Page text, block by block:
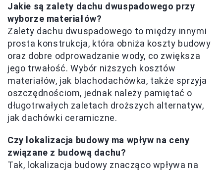
Jakie są zalety dachu dwuspadowego przy
wyborze materiałów?
Zalety dachu dwuspadowego to między innymi
prosta konstrukcja, która obniża koszty budowy
oraz dobre odprowadzanie wody, co zwiększa
jego trwałość. Wybór niższych kosztów
materiałów, jak blachodachówka, także sprzyja
oszczędnościom, jednak należy pamiętać o
długotrwałych zaletach droższych alternatyw,
jak dachówki ceramiczne.
Czy lokalizacja budowy ma wpływ na ceny
związane z budową dachu?
Tak, lokalizacja budowy znacząco wpływa na